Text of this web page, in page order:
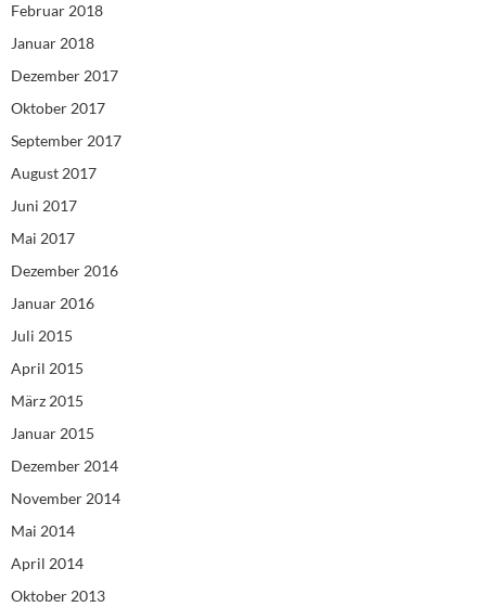
Februar 2018
Januar 2018
Dezember 2017
Oktober 2017
September 2017
August 2017
Juni 2017
Mai 2017
Dezember 2016
Januar 2016
Juli 2015
April 2015
März 2015
Januar 2015
Dezember 2014
November 2014
Mai 2014
April 2014
Oktober 2013